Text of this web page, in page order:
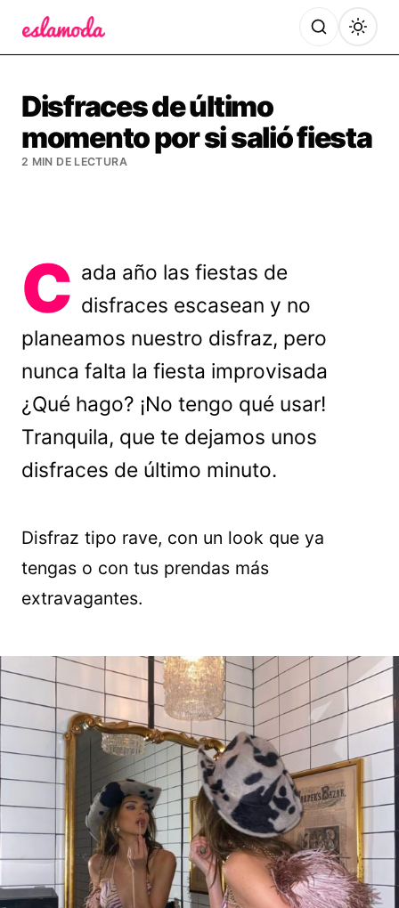
Disfraces de último
momento por si salió fiesta
2 MIN DE LECTURA
C ada año las fiestas de
disfraces escasean y no
planeamos nuestro disfraz, pero
nunca falta la fiesta improvisada
¿Qué hago? ¡No tengo qué usar!
Tranquila, que te dejamos unos
disfraces de último minuto.
Disfraz tipo rave, con un look que ya
tengas o con tus prendas más
extravagantes.